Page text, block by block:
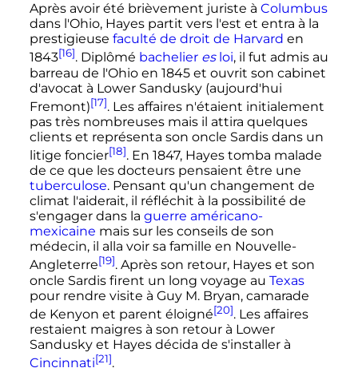
Après avoir été brièvement juriste à Columbus
dans l'Ohio, Hayes partit vers l'est et entra à la
prestigieuse faculté de droit de Harvard en
1843[16]. Diplômé bachelier esloi, il fut admis au
barreau de l'Ohio en 1845 et ouvrit son cabinet
d'avocat à Lower Sandusky (aujourd'hui
Fremont)[17]. Les affaires n'étaient initialement
pas très nombreuses mais il attira quelques
clients et représenta son oncle Sardis dans un
litige foncier[18]. En 1847, Hayes tomba malade
de ce que les docteurs pensaient être une
tuberculose. Pensant qu'un changement de
climat l'aiderait, il réfléchit à la possibilité de
s'engager dans la guerre américano-
mexicaine mais sur les conseils de son
médecin, il alla voir sa famille en Nouvelle-
Angleterre[19]. Après son retour, Hayes et son
oncle Sardis firent un long voyage au Texas
pour rendre visite à Guy M. Bryan, camarade
de Kenyon et parent éloigné[20]. Les affaires
restaient maigres à son retour à Lower
Sandusky et Hayes décida de s'installer à
Cincinnati[21].